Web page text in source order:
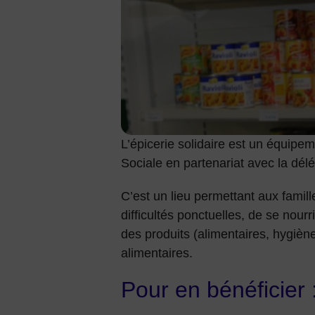
L’épicerie solidaire est un
Sociale en partenariat avec la
C’est un lieu permettant aux
difficultés ponctuelles, de se
des produits (alimentaires,
alimentaires.
Pour en bénéficier